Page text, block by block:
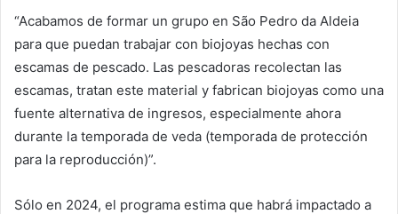
“Acabamos de formar un grupo en São Pedro da Aldeia
para que puedan trabajar con biojoyas hechas con
escamas de pescado. Las pescadoras recolectan las
escamas, tratan este material y fabrican biojoyas como una
fuente alternativa de ingresos, especialmente ahora
durante la temporada de veda (temporada de protección
para la reproducción)”.
Sólo en 2024, el programa estima que habrá impactado a